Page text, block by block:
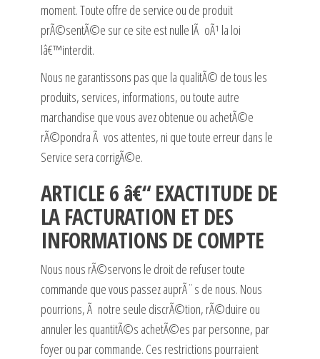
moment. Toute offre de service ou de produit
prÃ©sentÃ©e sur ce site est nulle lÃ oÃ¹ la loi
lâ€™interdit.
Nous ne garantissons pas que la qualitÃ© de tous les
produits, services, informations, ou toute autre
marchandise que vous avez obtenue ou achetÃ©e
rÃ©pondra Ã vos attentes, ni que toute erreur dans le
Service sera corrigÃ©e.
ARTICLE 6 â€“ EXACTITUDE DE
LA FACTURATION ET DES
INFORMATIONS DE COMPTE
Nous nous rÃ©servons le droit de refuser toute
commande que vous passez auprÃ¨s de nous. Nous
pourrions, Ã notre seule discrÃ©tion, rÃ©duire ou
annuler les quantitÃ©s achetÃ©es par personne, par
foyer ou par commande. Ces restrictions pourraient